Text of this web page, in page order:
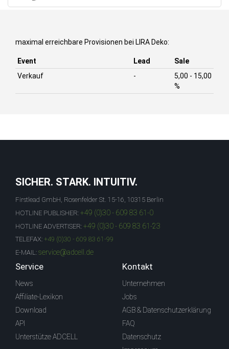
maximal erreichbare Provisionen bei LIRA Deko:
Event Lead
Sale
Verkauf
-
5,00 - 15,00
%
SICHER. STARK. INTUITIV.
Firstlead GmbH, Rosenfelder St. 15-16, 10315 Berlin
HOTLINE PUBLISHER: +49 (0)30 - 609 83 61-0
HOTLINE ADVERTISER: +49 (0)30 - 609 83 61-23
TELEFAX: +49 (0)30 - 609 83 61-99
E-MAIL: service@adcell.de
Service
News
Affiliate-Lexikon
Download
API
Unterstütze ADCELL
Kontakt
Unternehmen
Jobs
AGB & Datenschutzerklärung
FAQ
Datenschutz